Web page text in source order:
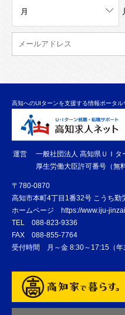
高知へのUIターンを支援する情報ポータル
運営
一般社団法人 高知県ＵＩタ
厚生労働大臣許可番号（無
〒780-0870
高知市本町4丁目1番32号 こうち勤
ホームページ https://www.iju-
TEL 088-823-9336
FAX 088-855-7764
受付時間 月～金 8:30～17:15（年